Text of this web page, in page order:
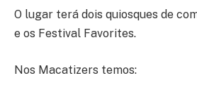
O lugar terá dois quiosques de
e os Festival Favorites.
Nos Macatizers temos: